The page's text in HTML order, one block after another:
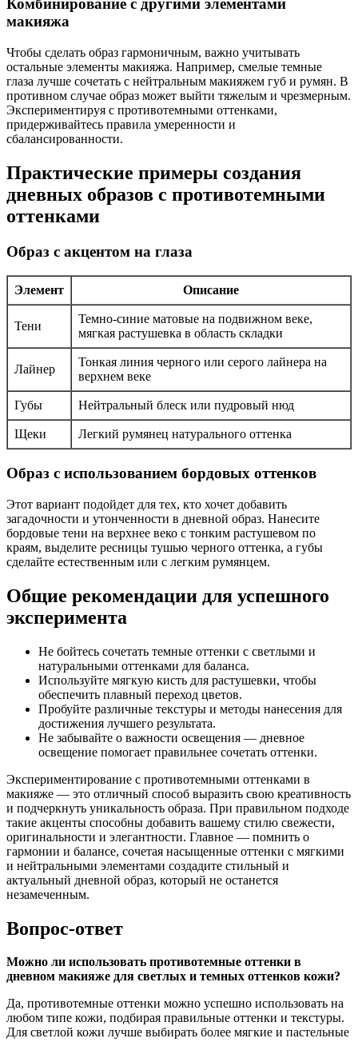
Комбинирование с другими элементами
макияжа
Чтобы сделать образ гармоничным, важно учитывать
остальные элементы макияжа. Например, смелые темные
глаза лучше сочетать с нейтральным макияжем губ и румян. В
противном случае образ может выйти тяжелым и чрезмерным.
Экспериментируя с противотемными оттенками,
придерживайтесь правила умеренности и
сбалансированности.
Практические примеры создания
дневных образов с противотемными
оттенками
Образ с акцентом на глаза
Элемент Описание
Тени
Темно-синие матовые на подвижном веке,
мягкая растушевка в область складки
Лайнер
Тонкая линия черного или серого лайнера на
верхнем веке
Губы Нейтральный блеск или пудровый нюд
Щеки Легкий румянец натурального оттенка
Образ с использованием бордовых оттенков
Этот вариант подойдет для тех, кто хочет добавить
загадочности и утонченности в дневной образ. Нанесите
бордовые тени на верхнее веко с тонким растушевом по
краям, выделите ресницы тушью черного оттенка, а губы
сделайте естественным или с легким румянцем.
Общие рекомендации для успешного
эксперимента
Не бойтесь сочетать темные оттенки с светлыми и
натуральными оттенками для баланса.
Используйте мягкую кисть для растушевки, чтобы
обеспечить плавный переход цветов.
Пробуйте различные текстуры и методы нанесения для
достижения лучшего результата.
Не забывайте о важности освещения — дневное
освещение помогает правильнее сочетать оттенки.
Экспериментирование с противотемными оттенками в
макияже — это отличный способ выразить свою креативность
и подчеркнуть уникальность образа. При правильном подходе
такие акценты способны добавить вашему стилю свежести,
оригинальности и элегантности. Главное — помнить о
гармонии и балансе, сочетая насыщенные оттенки с мягкими
и нейтральными элементами создадите стильный и
актуальный дневной образ, который не останется
незамеченным.
Вопрос-ответ
Можно ли использовать противотемные оттенки в
дневном макияже для светлых и темных оттенков кожи?
Да, противотемные оттенки можно успешно использовать на
любом типе кожи, подбирая правильные оттенки и текстуры.
Для светлой кожи лучше выбирать более мягкие и пастельные